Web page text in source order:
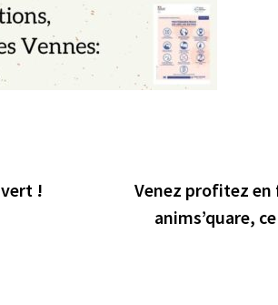
!
Venez profitez
anims’quare,